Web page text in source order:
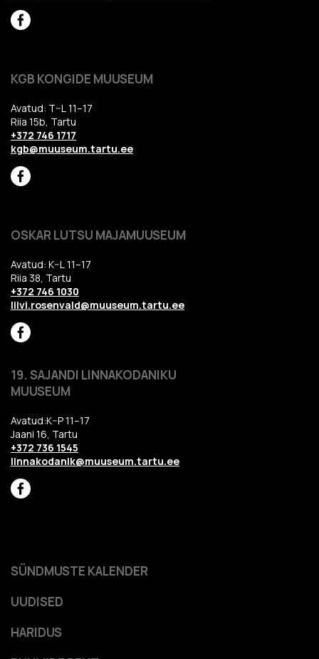
KGB KONGIDE MUUSEUM
Avatud: T–L 11–17
Riia 15b, Tartu
+372 746 1717
kgb@muuseum.tartu.ee
OSKAR LUTSU MAJAMUUSEUM
Avatud: K–L 11–17
Riia 38, Tartu
+372 746 1030
liivi.rosenvald@muuseum.tartu.ee
19. SAJANDI LINNAKODANIKU
MUUSEUM
Avatud:K–P 11–17
Jaani 16, Tartu
+372 736 1545
linnakodanik@muuseum.tartu.ee
HARIDUS
SÜNDMUSTE KALENDER
UUDISED